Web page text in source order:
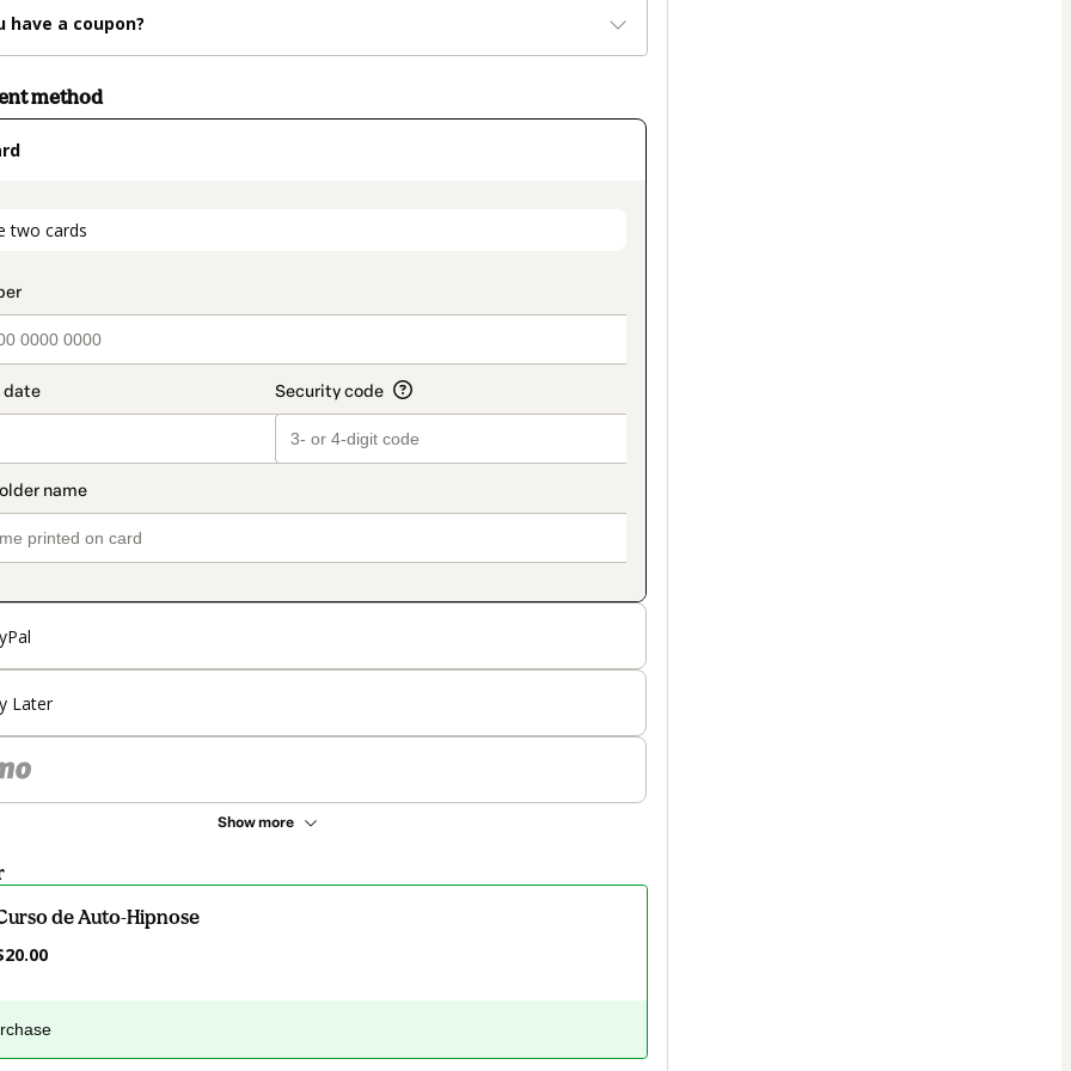
have a coupon?
method
two cards
Later
Show more
de Auto-Hipnose